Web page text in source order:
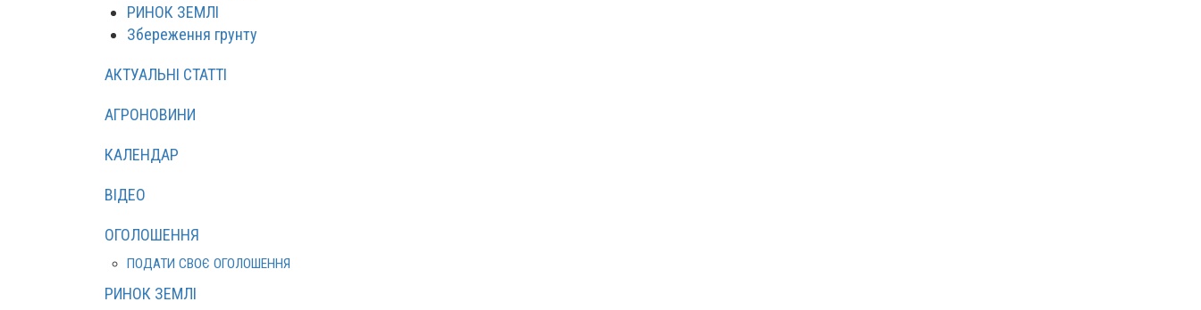
РИНОК ЗЕМЛІ
Збереження грунту
АКТУАЛЬНІ СТАТТІ
АГРОНОВИНИ
КАЛЕНДАР
ВІДЕО
ОГОЛОШЕННЯ
ПОДАТИ СВОЄ ОГОЛОШЕННЯ
РИНОК ЗЕМЛІ